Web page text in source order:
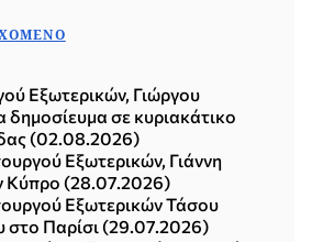
Εξωτερικών, Γιώργου
δημοσίευμα σε κυριακάτικο
(02.08.2026)
Εξωτερικών, Γιάννη
Κύπρο (28.07.2026)
Εξωτερικών Τάσου
στο Παρίσι (29.07.2026)